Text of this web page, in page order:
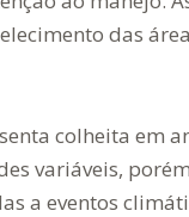
das
colheita em
variáveis,
a eventos